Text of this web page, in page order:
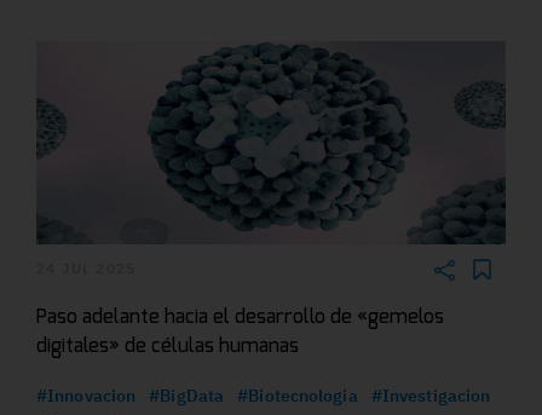
Paso adelante hacia el desarrollo de «gemelos
digitales» de células humanas
#Innovacion #BigData #Biotecnologia
#Investigacion